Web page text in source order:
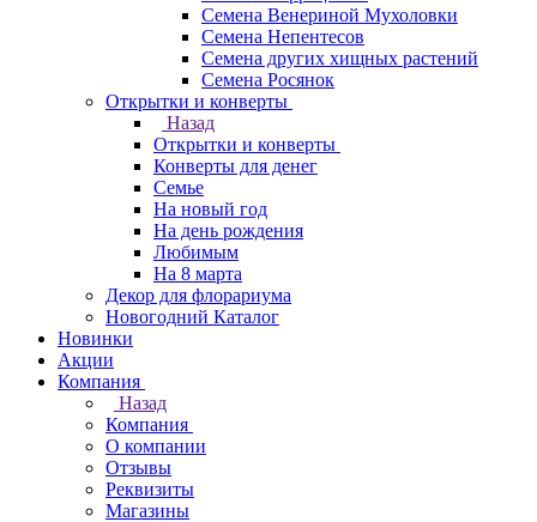
Семена Венериной Мухоловки
Семена Непентесов
Семена других хищных растений
Семена Росянок
Открытки и конверты
Назад
Открытки и конверты
Конверты для денег
Семье
На новый год
На день рождения
Любимым
На 8 марта
Декор для флорариума
Новогодний Каталог
Новинки
Акции
Компания
Назад
Компания
О компании
Отзывы
Реквизиты
Магазины